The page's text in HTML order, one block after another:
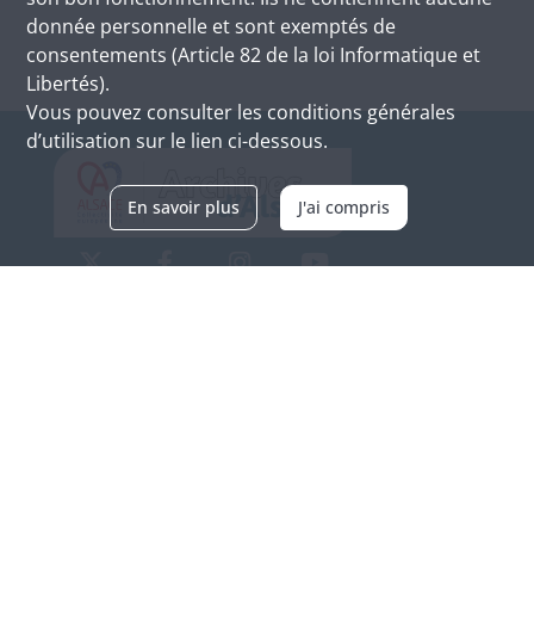
donnée personnelle et sont exemptés de
consentements (Article 82 de la loi Informatique et
Libertés).
Vous pouvez consulter les conditions générales
d’utilisation sur le lien ci-dessous.
En savoir plus J'ai compris